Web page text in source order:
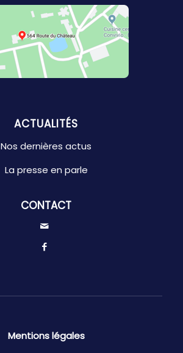
ACTUALITÉS
Nos dernières actus
La presse en parle
CONTACT
Mentions légales